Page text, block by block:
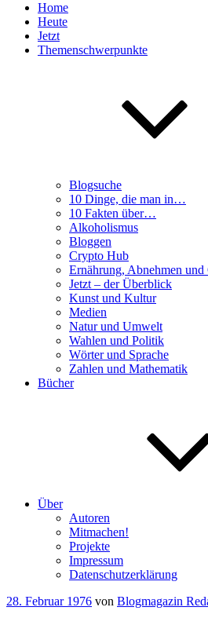
Home
Heute
Jetzt
Themenschwerpunkte
Blogsuche
10 Dinge, die man in…
10 Fakten über…
Alkoholismus
Bloggen
Crypto Hub
Ernährung, Abnehmen und
Jetzt – der Überblick
Kunst und Kultur
Medien
Natur und Umwelt
Wahlen und Politik
Wörter und Sprache
Zahlen und Mathematik
Bücher
Über
Autoren
Mitmachen!
Projekte
Impressum
Datenschutzerklärung
Veröffentlicht
28. Februar 1976 von Blogmagazin